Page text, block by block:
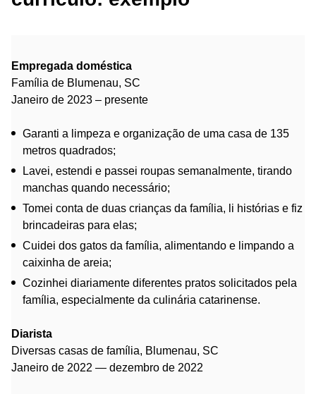
Empregada doméstica
Família de Blumenau, SC
Janeiro de 2023 – presente
Garanti a limpeza e organização de uma casa de 135
metros quadrados;
Lavei, estendi e passei roupas semanalmente, tirando
manchas quando necessário;
Tomei conta de duas crianças da família, li histórias e fiz
brincadeiras para elas;
Cuidei dos gatos da família, alimentando e limpando a
caixinha de areia;
Cozinhei diariamente diferentes pratos solicitados pela
família, especialmente da culinária catarinense.
Diarista
Diversas casas de família, Blumenau, SC
Janeiro de 2022 — dezembro de 2022